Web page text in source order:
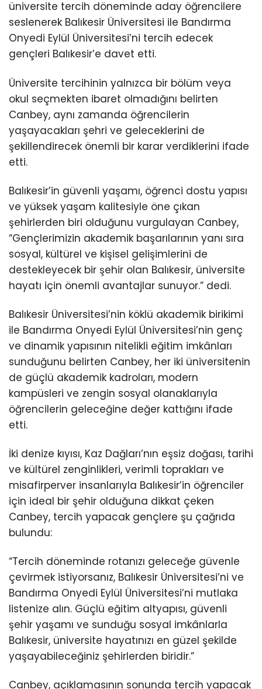
üniversite tercih döneminde aday öğrencilere
seslenerek Balıkesir Üniversitesi ile Bandırma
Onyedi Eylül Üniversitesi’ni tercih edecek
gençleri Balıkesir’e davet etti.
Üniversite tercihinin yalnızca bir bölüm veya
okul seçmekten ibaret olmadığını belirten
Canbey, aynı zamanda öğrencilerin
yaşayacakları şehri ve geleceklerini de
şekillendirecek önemli bir karar verdiklerini ifade
etti.
Balıkesir’in güvenli yaşamı, öğrenci dostu yapısı
ve yüksek yaşam kalitesiyle öne çıkan
şehirlerden biri olduğunu vurgulayan Canbey,
“Gençlerimizin akademik başarılarının yanı sıra
sosyal, kültürel ve kişisel gelişimlerini de
destekleyecek bir şehir olan Balıkesir, üniversite
hayatı için önemli avantajlar sunuyor.” dedi.
Balıkesir Üniversitesi’nin köklü akademik birikimi
ile Bandırma Onyedi Eylül Üniversitesi’nin genç
ve dinamik yapısının nitelikli eğitim imkânları
sunduğunu belirten Canbey, her iki üniversitenin
de güçlü akademik kadroları, modern
kampüsleri ve zengin sosyal olanaklarıyla
öğrencilerin geleceğine değer kattığını ifade
etti.
İki denize kıyısı, Kaz Dağları’nın eşsiz doğası, tarihi
ve kültürel zenginlikleri, verimli toprakları ve
misafirperver insanlarıyla Balıkesir’in öğrenciler
için ideal bir şehir olduğuna dikkat çeken
Canbey, tercih yapacak gençlere şu çağrıda
bulundu:
“Tercih döneminde rotanızı geleceğe güvenle
çevirmek istiyorsanız, Balıkesir Üniversitesi’ni ve
Bandırma Onyedi Eylül Üniversitesi’ni mutlaka
listenize alın. Güçlü eğitim altyapısı, güvenli
şehir yaşamı ve sunduğu sosyal imkânlarla
Balıkesir, üniversite hayatınızı en güzel şekilde
yaşayabileceğiniz şehirlerden biridir.”
Canbey, açıklamasının sonunda tercih yapacak